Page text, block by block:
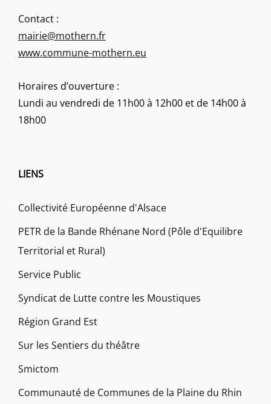
Contact :
mairie@mothern.fr
www.commune-mothern.eu
Horaires d’ouverture :
Lundi au vendredi de 11h00 à 12h00 et de 14h00 à
18h00
LIENS
Collectivité Européenne d'Alsace
PETR de la Bande Rhénane Nord (Pôle d'Equilibre
Territorial et Rural)
Service Public
Syndicat de Lutte contre les Moustiques
Région Grand Est
Sur les Sentiers du théâtre
Smictom
Communauté de Communes de la Plaine du Rhin